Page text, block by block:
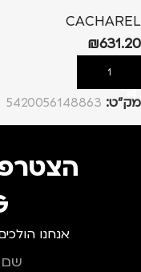
CACHAREL
₪631.20
הוספה לסל
מק”ט: 5420056148863
אנחנו